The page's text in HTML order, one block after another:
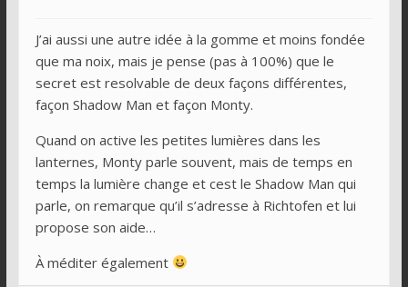
J’ai aussi une autre idée à la gomme et moins fondée
que ma noix, mais je pense (pas à 100%) que le
secret est resolvable de deux façons différentes,
façon Shadow Man et façon Monty.
Quand on active les petites lumières dans les
lanternes, Monty parle souvent, mais de temps en
temps la lumière change et cest le Shadow Man qui
parle, on remarque qu’il s’adresse à Richtofen et lui
propose son aide…
À méditer également